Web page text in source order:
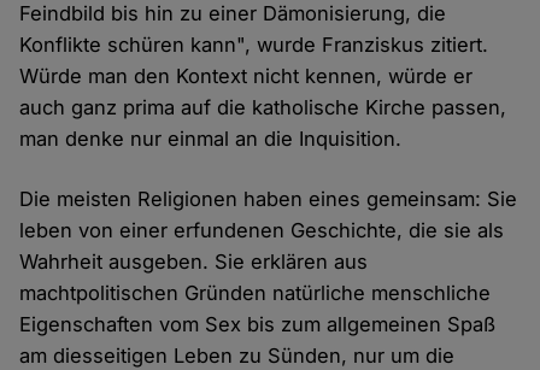
Feindbild bis hin zu einer Dämonisierung, die
Konflikte schüren kann", wurde Franziskus zitiert.
Würde man den Kontext nicht kennen, würde er
auch ganz prima auf die katholische Kirche passen,
man denke nur einmal an die Inquisition.
Die meisten Religionen haben eines gemeinsam: Sie
leben von einer erfundenen Geschichte, die sie als
Wahrheit ausgeben. Sie erklären aus
machtpolitischen Gründen natürliche menschliche
Eigenschaften vom Sex bis zum allgemeinen Spaß
am diesseitigen Leben zu Sünden, nur um die